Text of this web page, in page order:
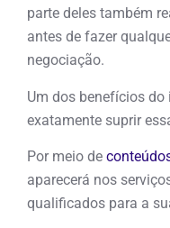
parte deles também
antes de fazer
negociação.
Um dos benefícios
exatamente suprir
Por meio de
aparecerá nos
qualificados para a